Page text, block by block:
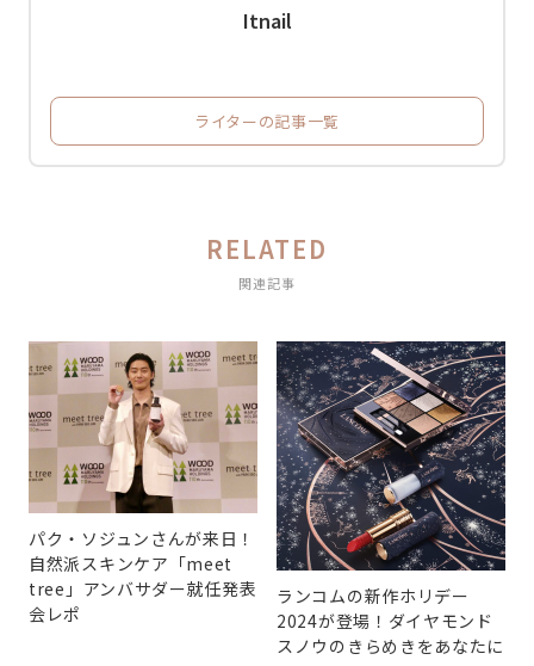
Itnail
ライターの記事一覧
RELATED
関連記事
パク・ソジュンさんが来日！
自然派スキンケア「meet
tree」アンバサダー就任発表
会レポ
ランコムの新作ホリデー
2024が登場！ダイヤモンド
スノウのきらめきをあなたに